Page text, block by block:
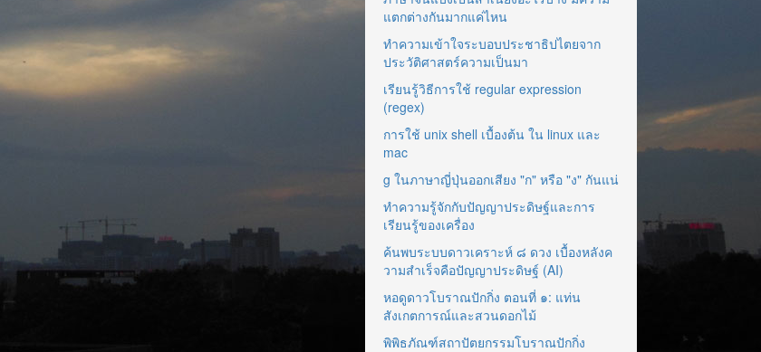
แตกต่างกันมากแค่ไหน
ทำความเข้าใจระบอบประชาธิปไตยจาก
ประวัติศาสตร์ความเป็นมา
เรียนรู้วิธีการใช้ regular expression
(regex)
การใช้ unix shell เบื้องต้น ใน linux และ
mac
g ในภาษาญี่ปุ่นออกเสียง "ก" หรือ "ง" กันแน่
ทำความรู้จักกับปัญญาประดิษฐ์และการ
เรียนรู้ของเครื่อง
ค้นพบระบบดาวเคราะห์ ๘ ดวง เบื้องหลังค
วามสำเร็จคือปัญญาประดิษฐ์ (AI)
หอดูดาวโบราณปักกิ่ง ตอนที่ ๑: แท่น
สังเกตการณ์และสวนดอกไม้
พิพิธภัณฑ์สถาปัตยกรรมโบราณปักกิ่ง